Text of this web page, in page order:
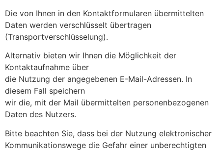
Die von Ihnen in den Kontaktformularen übermittelten
Daten werden verschlüsselt übertragen
(Transportverschlüsselung).
Alternativ bieten wir Ihnen die Möglichkeit der
Kontaktaufnahme über
die Nutzung der angegebenen E-Mail-Adressen. In
diesem Fall speichern
wir die, mit der Mail übermittelten personenbezogenen
Daten des Nutzers.
Bitte beachten Sie, dass bei der Nutzung elektronischer
Kommunikationswege die Gefahr einer unberechtigten